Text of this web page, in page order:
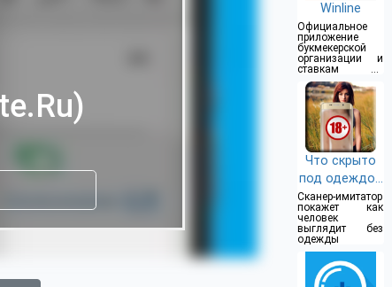
Winline
Официальное
приложение
букмекерской
организации и
ставкам на
спорт
Что скрыто
под одеждой
(18+)
Сканер-имитатор
покажет как
человек
выглядит без
одежды